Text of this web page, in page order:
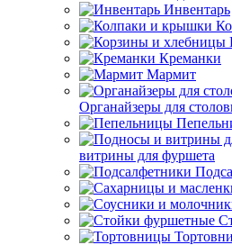
Инвентарь
Креманки
Мармит
Органайзеры для
витрины для фуршета